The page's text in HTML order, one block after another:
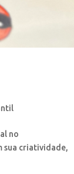
no
sua criatividade,